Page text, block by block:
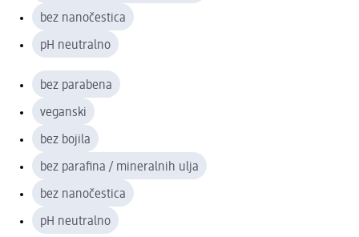
bez nanočestica
pH neutralno
bez parabena
veganski
bez bojila
bez parafina / mineralnih ulja
bez nanočestica
pH neutralno